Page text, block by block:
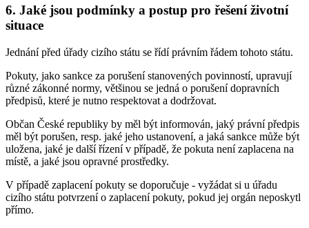
6. Jaké jsou podmínky a postup pro řešení životní
situace
Jednání před úřady cizího státu se řídí právním řádem tohoto státu.
Pokuty, jako sankce za porušení stanovených povinností, upravují
různé zákonné normy, většinou se jedná o porušení dopravních
předpisů, které je nutno respektovat a dodržovat.
Občan České republiky by měl být informován, jaký právní předpis
měl být porušen, resp. jaké jeho ustanovení, a jaká sankce může být
uložena, jaké je další řízení v případě, že pokuta není zaplacena na
místě, a jaké jsou opravné prostředky.
V případě zaplacení pokuty se doporučuje - vyžádat si u úřadu
cizího státu potvrzení o zaplacení pokuty, pokud jej orgán neposkytl
přímo.